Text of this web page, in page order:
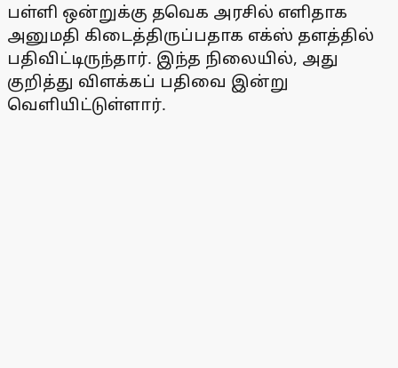
பள்ளி ஒன்றுக்கு தவெக அரசில் எளிதாக
அனுமதி கிடைத்திருப்பதாக எக்ஸ் தளத்தில்
பதிவிட்டிருந்தார். இந்த நிலையில், அது
குறித்து விளக்கப் பதிவை இன்று
வெளியிட்டுள்ளார்.